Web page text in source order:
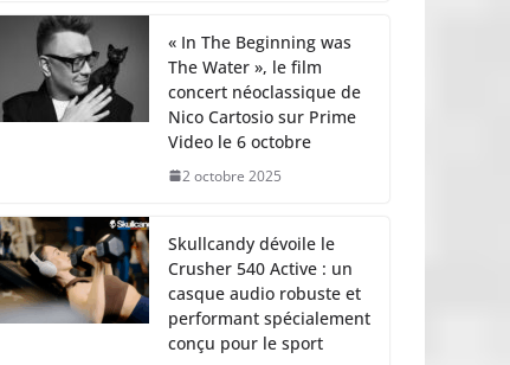
« In The Beginning was
The Water », le film
concert néoclassique de
Nico Cartosio sur Prime
Video le 6 octobre
2 octobre 2025
Skullcandy dévoile le
Crusher 540 Active : un
casque audio robuste et
performant spécialement
conçu pour le sport